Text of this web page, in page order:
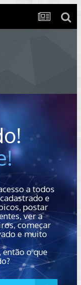
a todos
e
postar
ver a
começar
e muito
o que